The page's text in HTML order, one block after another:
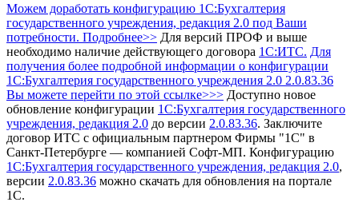
Можем доработать конфигурацию 1С:Бухгалтерия
государственного учреждения, редакция 2.0 под Ваши
потребности. Подробнее>> Для версий ПРОФ и выше
необходимо наличие действующего договора 1С:ИТС. Для
получения более подробной информации о конфигурации
1С:Бухгалтерия государственного учреждения 2.0 2.0.83.36
Вы можете перейти по этой ссылке>>> Доступно новое
обновление конфигурации 1С:Бухгалтерия государственного
учреждения, редакция 2.0 до версии 2.0.83.36. Заключите
договор ИТС с официальным партнером Фирмы "1С" в
Санкт-Петербурге — компанией Софт-МП. Конфигурацию
1С:Бухгалтерия государственного учреждения, редакция 2.0,
версии 2.0.83.36 можно скачать для обновления на портале
1С.